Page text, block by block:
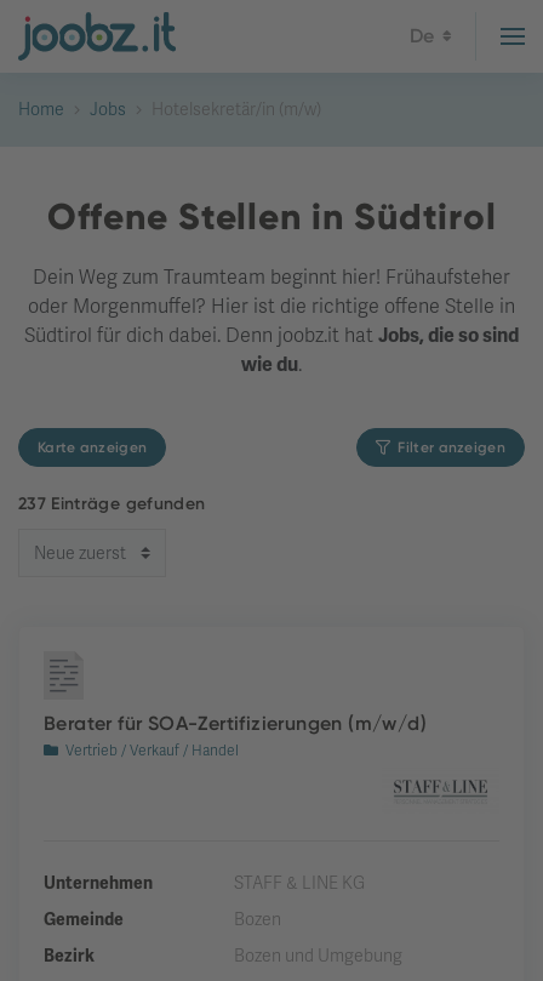
De
Home Jobs Hotelsekretär/in (m/w)
Offene Stellen in Südtirol
Dein Weg zum Traumteam beginnt hier! Frühaufsteher
oder Morgenmuffel? Hier ist die richtige offene Stelle in
Südtirol für dich dabei. Denn joobz.it hat Jobs, die so sind
wie du.
Karte anzeigen Filter anzeigen
237 Einträge gefunden
Berater für SOA-Zertifizierungen (m/w/d)
Vertrieb / Verkauf / Handel
Unternehmen
STAFF & LINE KG
Gemeinde
Bozen
Bezirk
Bozen und Umgebung